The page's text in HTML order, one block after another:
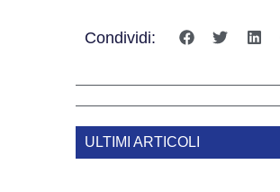
Condividi:
ULTIMI ARTICOLI